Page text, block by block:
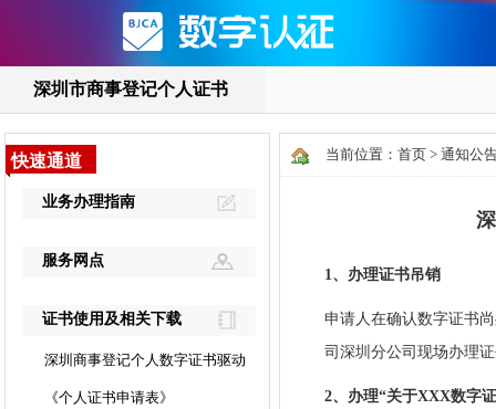
当前位置： 首页 > 通知公
1、办理证书吊销
申请人在确认数字证书
司深圳分公司现场办理
2、办理“关于XXX数字